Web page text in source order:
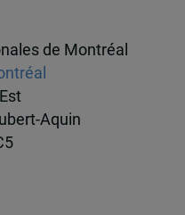
de Montréal
Aquin